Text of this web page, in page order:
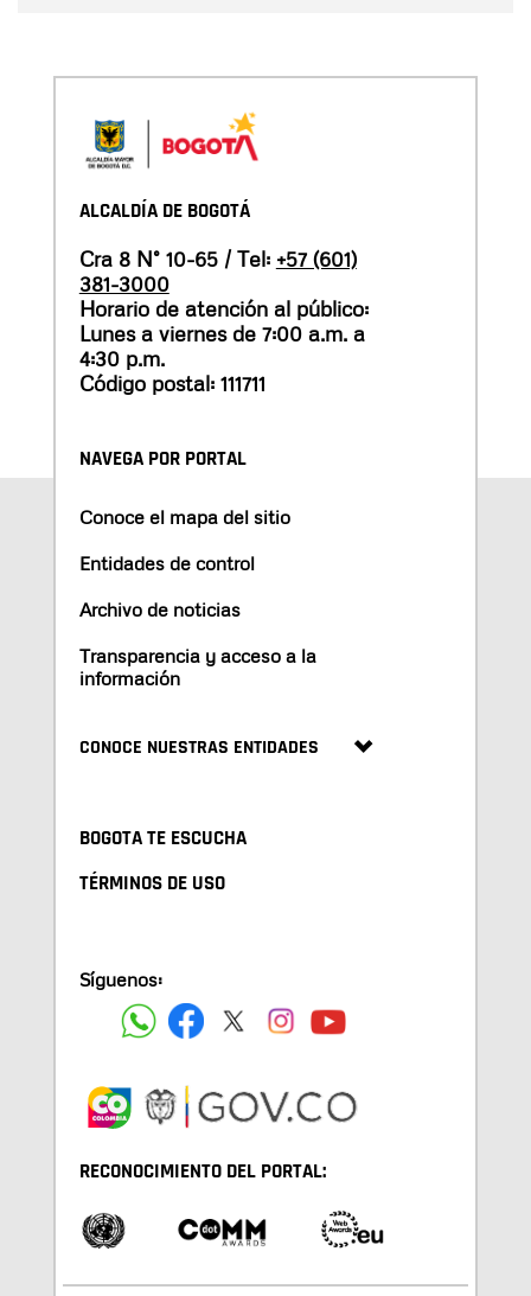
ALCALDÍA DE BOGOTÁ
Cra 8 N° 10-65 / Tel: +57 (601)
381-3000
Horario de atención al público:
Lunes a viernes de 7:00 a.m. a
4:30 p.m.
Código postal: 111711
NAVEGA POR PORTAL
Conoce el mapa del sitio
Entidades de control
Archivo de noticias
Transparencia y acceso a la
información
CONOCE NUESTRAS ENTIDADES
BOGOTA TE ESCUCHA
TÉRMINOS DE USO
Síguenos:
RECONOCIMIENTO DEL PORTAL: